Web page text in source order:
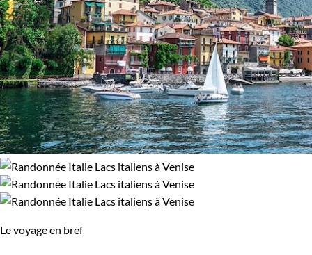
Le voyage en bref